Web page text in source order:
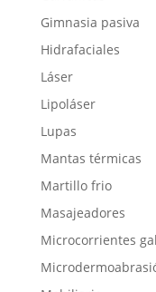
Gimnasia pasiva
Hidrafaciales
Láser
Lipoláser
Lupas
Mantas térmicas
Martillo frio
Masajeadores
Microcorrientes